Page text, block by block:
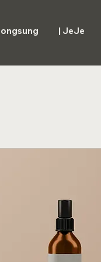
| JeJe